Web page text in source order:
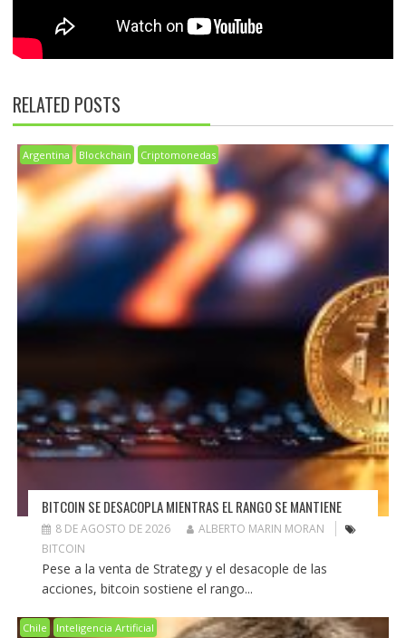
RELATED POSTS
Argentina Blockchain Criptomonedas
BITCOIN SE DESACOPLA MIENTRAS EL RANGO SE MANTIENE
8 DE AGOSTO DE 2026
ALBERTO MARIN MORAN
BITCOIN
Pese a la venta de Strategy y el desacople de las
acciones, bitcoin sostiene el rango...
Chile Inteligencia Artificial